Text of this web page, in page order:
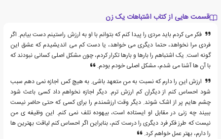
قسمت هایی از کتاب اشتباهات یک زن
فکر می کردم باید مردی را پیدا کنم که بتوانم با او به ارزش راستینم دست بیابم. اگر
فردی مرا نخواهد، حتما دیگری می خواهد، یا دست کم می اندیشیدم که عشق این
گونه است. یک اشتباهم را بارها و بارها تکرار کردم، چون مشکل اصلی کسانی نبودند که
با آن ها آشنا می شدم، مشکل اصلی خودم بودم.
ارزش این را دارم که نسبت به من متعهد باشی. به هیچ کس اجازه نمی دهم سبب
شود احساس کنم از دیگران کم ارزش ترم. دیگر اجازه نخواهم داد کسی باعث شود
چشم هایم پر از اشک شوند. دیگر وقت ارزشمندم را برای کسی که حتی حاضر نیست
ببیند چه زنی در مقابل او ایستاده است، بیهوده تلف نمی کنم. این وظیفه ی من
نیست که طرز فکر فرد دیگری را درست کنم، بنابراین اگر احساس کنم لیاقت بهترین ها
را دارم، بهتر عمل خواهم کرد.